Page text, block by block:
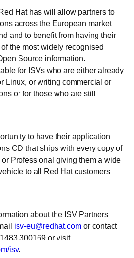
Hat has will allow partners to
across the European market
and to benefit from having their
the most widely recognised
Source information.
for ISVs who are either already
Linux, or writing commercial or
or for those who are still
to have their application
CD that ships with every copy of
Professional giving them a wide
to all Red Hat customers
about the ISV Partners
isv-eu@redhat.com or contact
300169 or visit
isv.